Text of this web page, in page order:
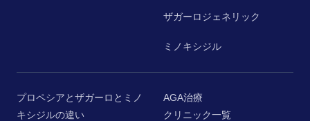
ザガーロジェネリック
ミノキシジル
プロペシアとザガーロとミノ
キシジルの違い
AGA治療
クリニック一覧